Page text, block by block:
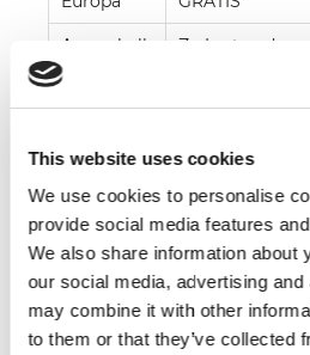
This website uses cookies
We use cookies to personalise
provide social media features
We also share information about
our social media, advertising
may combine it with other
to them or that they’ve collected
Ausserhalb
EU
Zu Lasten des
Zahlungseingang.
Für exklusivere Produkte wie
Schwungrad-
Lieferzeiten variieren und
Zahlungseingang mitgeteilt.
Wir senden Ihnen eine E-Mail,
versendet werden.